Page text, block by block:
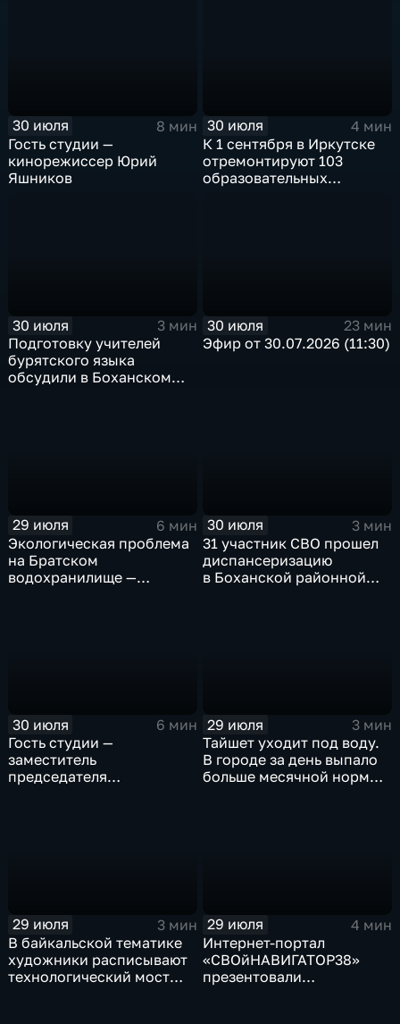
30 июля
8 мин
Гость студии —
кинорежиссер Юрий
Яшников
30 июля
4 мин
К 1 сентября в Иркутске
отремонтируют 103
образовательных
30 июля
3 мин
Подготовку учителей
бурятского языка
обсудили в Боханском
30 июля
23 мин
Эфир от 30.07.2026 (11:30)
29 июля
6 мин
Экологическая проблема
на Братском
водохранилище —
30 июля
3 мин
31 участник СВО прошел
диспансеризацию
в Боханской районной
30 июля
6 мин
Гость студии —
заместитель
председателя
29 июля
3 мин
Тайшет уходит под воду.
В городе за день выпало
больше месячной нормы
29 июля
3 мин
В байкальской тематике
художники расписывают
технологический мост
29 июля
4 мин
Интернет-портал
«СВОйНАВИГАТОР38»
презентовали